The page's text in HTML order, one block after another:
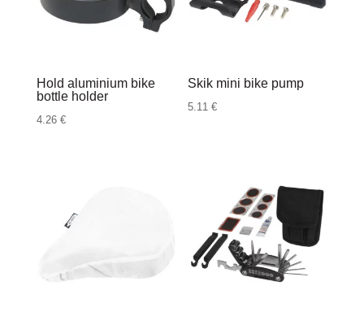
Hold aluminium bike
bottle holder
4.26 €
Skik mini bike pump
5.11€